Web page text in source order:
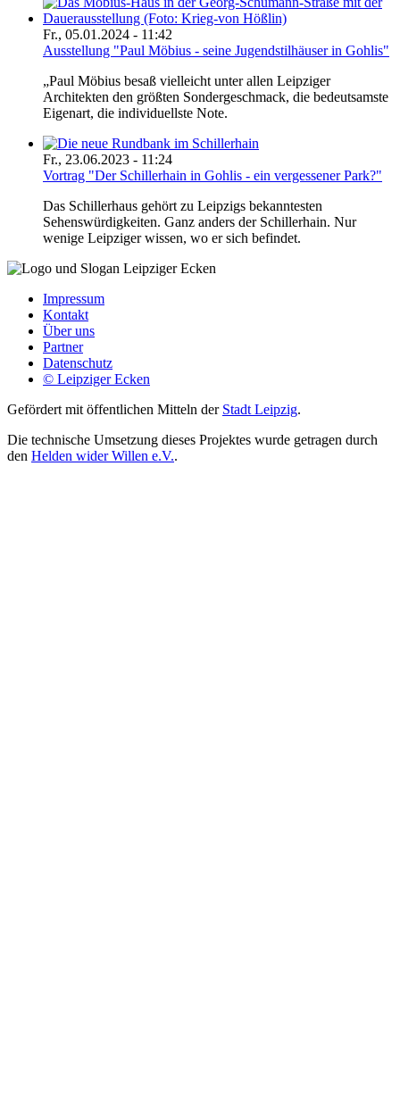
Fr., 05.01.2024 - 11:42
Ausstellung "Paul Möbius - seine Jugendstilhäuser in Gohlis"
„Paul Möbius besaß vielleicht unter allen Leipziger
Architekten den größten Sondergeschmack, die bedeutsamste
Eigenart, die individuellste Note.
Fr., 23.06.2023 - 11:24
Vortrag "Der Schillerhain in Gohlis - ein vergessener Park?"
Das Schillerhaus gehört zu Leipzigs bekanntesten
Sehenswürdigkeiten. Ganz anders der Schillerhain. Nur
wenige Leipziger wissen, wo er sich befindet.
Impressum
Kontakt
Über uns
Partner
Datenschutz
© Leipziger Ecken
Gefördert mit öffentlichen Mitteln der Stadt Leipzig.
Die technische Umsetzung dieses Projektes wurde getragen durch
den Helden wider Willen e.V..